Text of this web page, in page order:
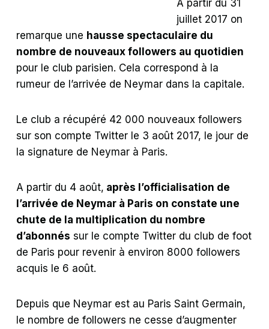
A partir du 31
juillet 2017 on
remarque une hausse spectaculaire du
nombre de nouveaux followers au quotidien
pour le club parisien. Cela correspond à la
rumeur de l’arrivée de Neymar dans la capitale.
Le club a récupéré 42 000 nouveaux followers
sur son compte Twitter le 3 août 2017, le jour de
la signature de Neymar à Paris.
A partir du 4 août, après l’officialisation de
l’arrivée de Neymar à Paris on constate une
chute de la multiplication du nombre
d’abonnés sur le compte Twitter du club de foot
de Paris pour revenir à environ 8000 followers
acquis le 6 août.
Depuis que Neymar est au Paris Saint Germain,
le nombre de followers ne cesse d’augmenter